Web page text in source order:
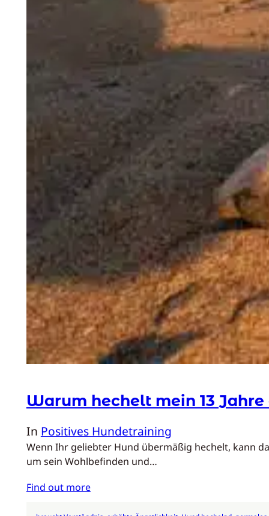
Warum hechelt mein 13
In Positives Hundetraining
Wenn Ihr geliebter Hund übermäßig hechelt, kann
um sein Wohlbefinden und…
Find out more